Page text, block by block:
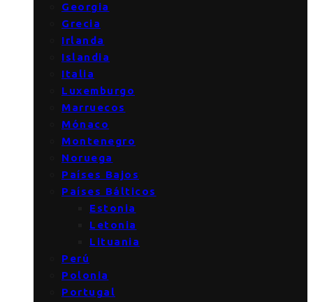
Georgia
Grecia
Irlanda
Islandia
Italia
Luxemburgo
Marruecos
Mónaco
Montenegro
Noruega
Países Bajos
Países Bálticos
Estonia
Letonia
Lituania
Perú
Polonia
Portugal